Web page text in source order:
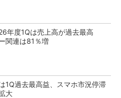
年度1Qは売上高が過去最高
関連は81％増
1Q過去最高益、スマホ市況停滞
大